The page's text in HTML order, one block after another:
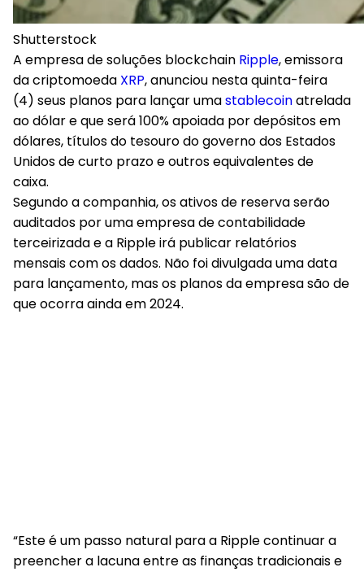
Shutterstock
A empresa de soluções blockchain Ripple, emissora
da criptomoeda XRP, anunciou nesta quinta-feira
(4) seus planos para lançar umastablecoinatrelada
ao dólar e que será 100% apoiada por depósitos em
dólares, títulos do tesouro do governo dos Estados
Unidos de curto prazo e outros equivalentes de
caixa.
Segundo a companhia, os ativos de reserva serão
auditados por uma empresa de contabilidade
terceirizada e a Ripple irá publicar relatórios
mensais com os dados. Não foi divulgada uma data
para lançamento, mas os planos da empresa são de
que ocorra ainda em 2024.
“Este é um passo natural para a Ripple continuar a
preencher a lacuna entre as finanças tradicionais e